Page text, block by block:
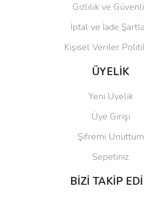
Gizlilik ve
İptal ve İade
Kişisel Veriler
ÜYELİK
Yeni Üyelik
Üye Girişi
Şifremi Unuttum
Sepetiniz
BİZİ TAKİP